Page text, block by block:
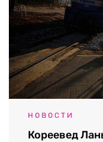
НОВОСТИ
Кореевед